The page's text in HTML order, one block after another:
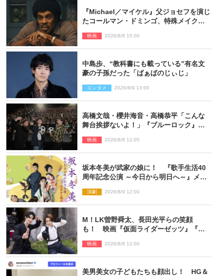
『Michael／マイケル』父ジョセフを演じ
たコールマン・ドミンゴ、特殊メイクに2
映画 2026/8/9 15:00
中島歩、“教科書にも載っている”有名文
豪の子孫だった「ばぁばのじぃじ」
エンタメ 2026/8/9 13:00
高橋文哉・櫻井海音・高橋恭平「こんな
舞台挨拶ないよ！」『ブルーロック』自
映画 2026/8/9 12:05
坂本冬美が武家の娘に！ 『歌手生活40
周年記念公演 ～今日から明日へ～』メイ
演劇 2026/8/9 12:00
M！LK曽野舜太、長田光平らの笑顔
も！ 映画『仮面ライダーゼッツ』『超
ショット到着
映画 2026/8/9 12:00
美男美女の子どもたちも顔出し！ HG＆